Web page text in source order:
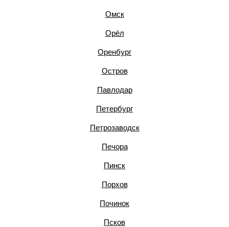
Омск
Орёл
Оренбург
Остров
Павлодар
Петербург
Петрозаводск
Печора
Пинск
Порхов
Починок
Псков